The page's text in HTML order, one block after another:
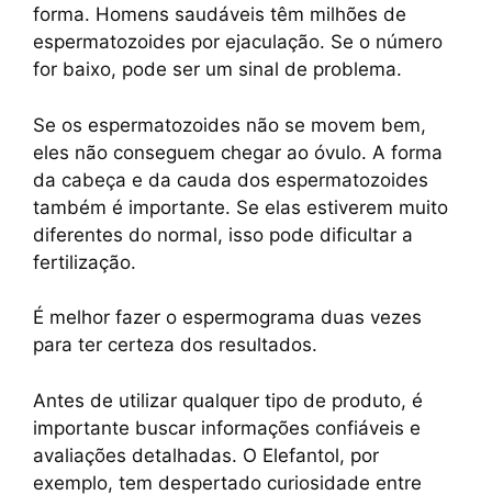
forma. Homens saudáveis têm milhões de
espermatozoides por ejaculação. Se o número
for baixo, pode ser um sinal de problema.
Se os espermatozoides não se movem bem,
eles não conseguem chegar ao óvulo. A forma
da cabeça e da cauda dos espermatozoides
também é importante. Se elas estiverem muito
diferentes do normal, isso pode dificultar a
fertilização.
É melhor fazer o espermograma duas vezes
para ter certeza dos resultados.
Antes de utilizar qualquer tipo de produto, é
importante buscar informações confiáveis e
avaliações detalhadas. O Elefantol, por
exemplo, tem despertado curiosidade entre